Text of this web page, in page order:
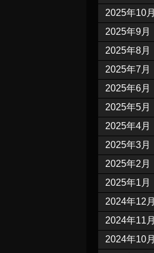
2025年10月
2025年9月
2025年8月
2025年7月
2025年6月
2025年5月
2025年4月
2025年3月
2025年2月
2025年1月
2024年12月
2024年11月
2024年10月